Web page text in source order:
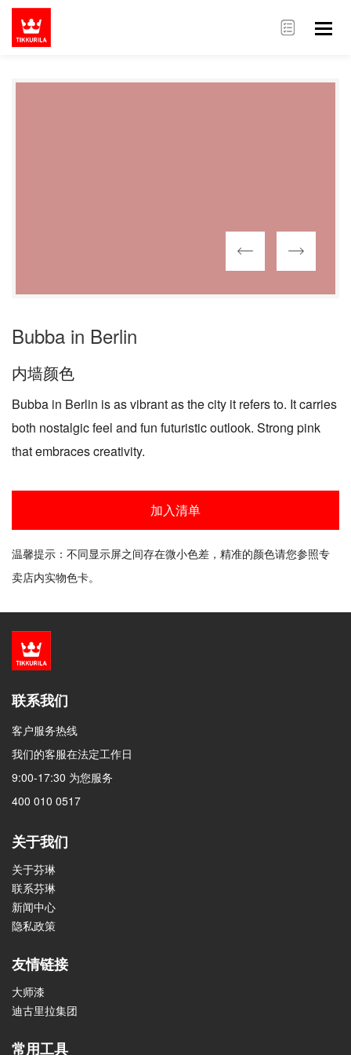
Bubba in Berlin
内墙颜色
Bubba in Berlin is as vibrant as the city it refers to. It carries
both nostalgic feel and fun futuristic outlook. Strong pink
that embraces creativity.
加入清单
温馨提示：不同显示屏之间存在微小色差，精准的颜色请您参照专
卖店内实物色卡。
联系我们
客户服务热线
我们的客服在法定工作日
9:00-17:30 为您服务
400 010 0517
关于我们
关于芬琳
联系芬琳
新闻中心
隐私政策
友情链接
大师漆
迪古里拉集团
常用工具